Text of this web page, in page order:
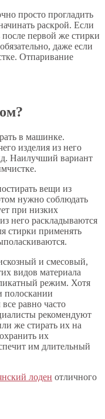
просто прогладить
раскрой. Если
первой же стирки
даже если
Отпаривание
в машинке.
изделия из него
Наилучший вариант
вещи из
нужно соблюдать
при низких
него раскладываются
стирки применять
и смесовый,
видов материала
режим. Хотя
полоскании
равно часто
рекомендуют
же стирать их на
их
им длительный
лоден отличного